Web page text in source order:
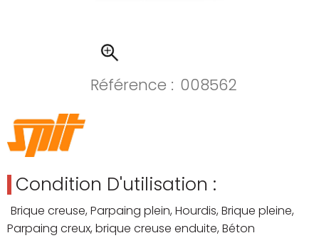
Référence : 008562
Condition D'utilisation :
Brique creuse, Parpaing plein, Hourdis, Brique pleine,
Parpaing creux, brique creuse enduite, Béton